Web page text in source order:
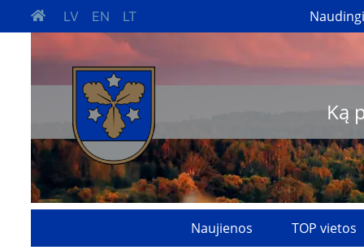
LV EN LT Naudingi
Ką
Naujienos TOP vietos